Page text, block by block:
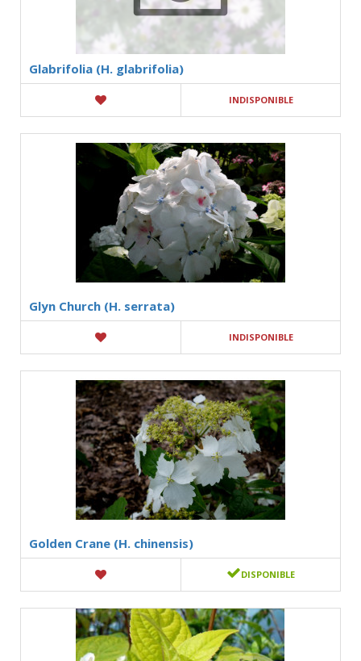
Glabrifolia (H. glabrifolia)
INDISPONIBLE
Glyn Church (H. serrata)
INDISPONIBLE
Golden Crane (H. chinensis)
DISPONIBLE